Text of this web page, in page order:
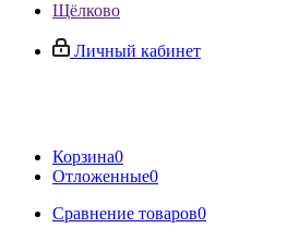
Щёлково
Личный кабинет
Корзина0
Отложенные0
Сравнение товаров0